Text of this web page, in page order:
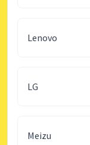
Lenovo
LG
Meizu